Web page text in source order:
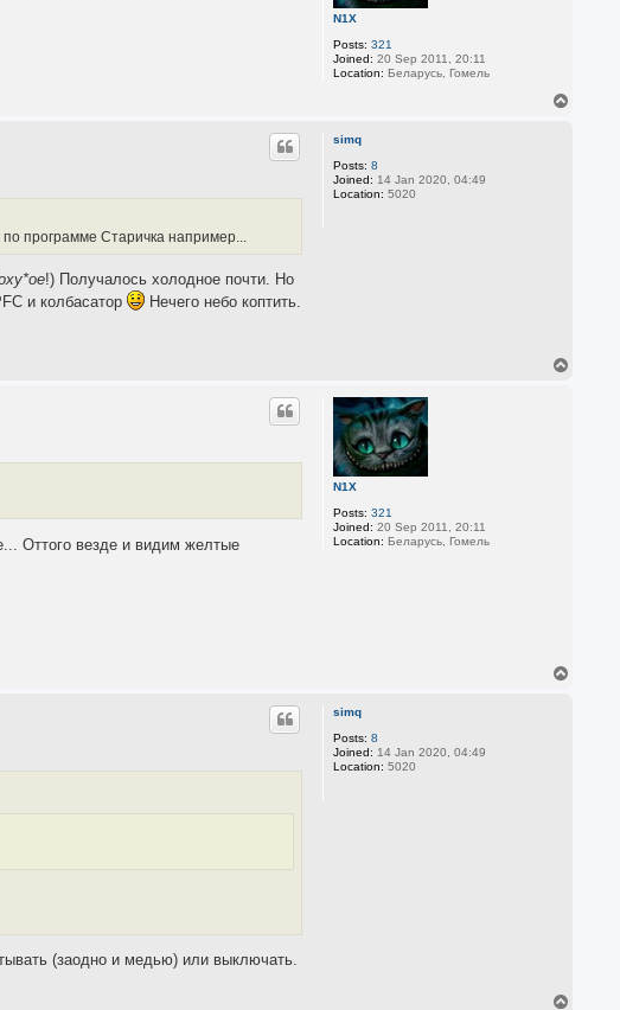
N1X
Posts: 321
Joined: 20 Sep 2011, 20:11
Location: Беларусь, Гомель
simq
Posts: 8
Joined: 14 Jan 2020, 04:49
Location: 5020
по программе Старичка например...
!) Получалось холодное почти. Но
и колбасатор
Нечего небо коптить.
N1X
Posts: 321
Joined: 20 Sep 2011, 20:11
Location: Беларусь, Гомель
Оттого везде и видим желтые
simq
Posts: 8
Joined: 14 Jan 2020, 04:49
Location: 5020
(заодно и медью) или выключать.